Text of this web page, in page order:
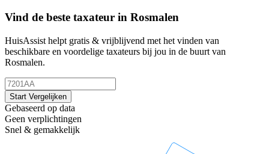
Vind de beste taxateur in Rosmalen
HuisAssist helpt gratis & vrijblijvend met het vinden van
beschikbare en voordelige taxateurs bij jou in de buurt van
Rosmalen.
Start Vergelijken
Gebaseerd op data
Geen verplichtingen
Snel & gemakkelijk